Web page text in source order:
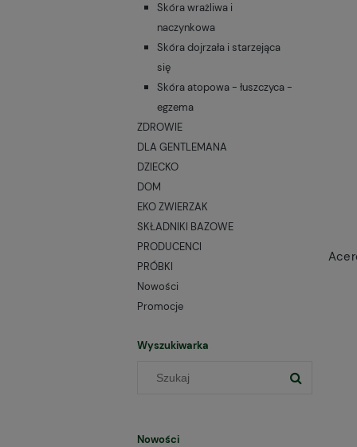
Skóra wrażliwa i
naczynkowa
Skóra dojrzała i starzejąca
się
Skóra atopowa - łuszczyca -
egzema
ZDROWIE
DLA GENTLEMANA
DZIECKO
DOM
EKO ZWIERZAK
SKŁADNIKI BAZOWE
PRODUCENCI
PRÓBKI
Nowości
Promocje
Wyszukiwarka
Nowości